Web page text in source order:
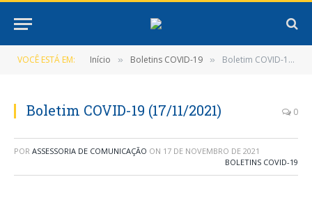
VOCÊ ESTÁ EM: Início » Boletins COVID-19 » Boletim COVID-19 (17/11/2021)
Boletim COVID-19 (17/11/2021) 0
POR ASSESSORIA DE COMUNICAÇÃO ON 17 DE NOVEMBRO DE 2021
BOLETINS COVID-19